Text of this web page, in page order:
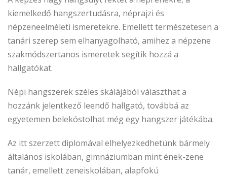
kiemelkedő hangszertudásra, néprajzi és
népzeneelméleti ismeretekre. Emellett természetesen a
tanári szerep sem elhanyagolható, amihez a népzene
szakmódszertanos ismeretek segítik hozzá a
hallgatókat.
Népi hangszerek széles skálájából választhat a
hozzánk jelentkező leendő hallgató, továbbá az
egyetemen belekóstolhat még egy hangszer játékába.
Az itt szerzett diplomával elhelyezkedhetünk bármely
általános iskolában, gimnáziumban mint ének-zene
tanár, emellett zeneiskolában, alapfokú